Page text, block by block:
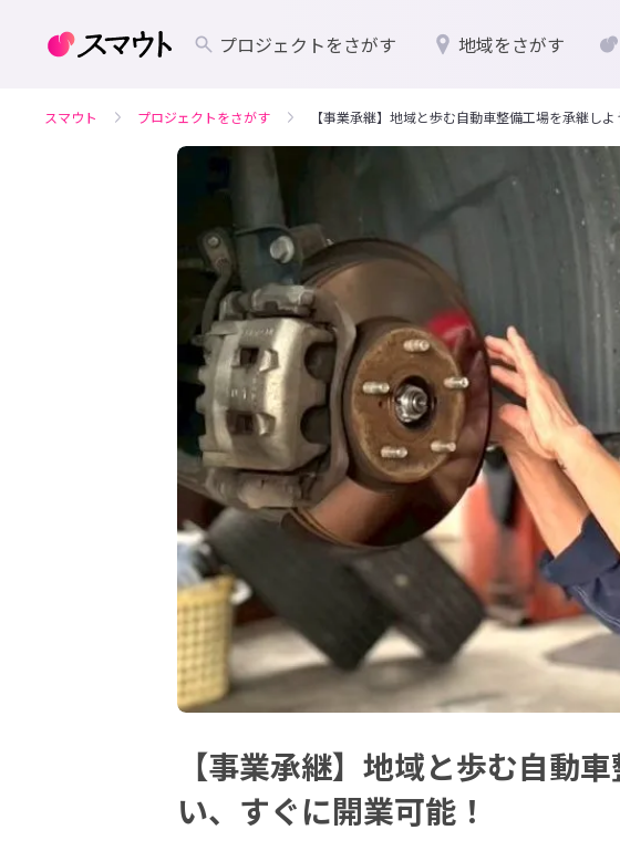
プロジェクトをさがす 地域をさがす
スマウト プロジェクトをさがす 【事業承継】地域と歩む自動車整備工場を承継し
【事業承継】地域と歩む自動
い、すぐに開業可能！